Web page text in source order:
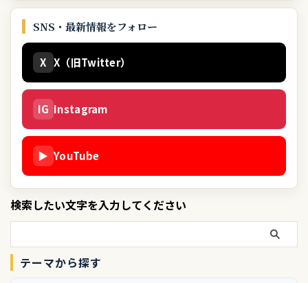
SNS・最新情報をフォロー
X X（旧Twitter）
IG Instagram
▶ YouTube
検索したい文字を入力してください
テーマから探す